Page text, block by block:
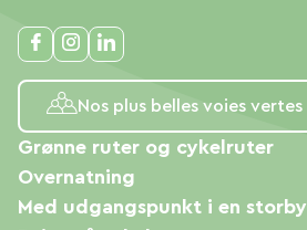
Nos plus belles voies vertes
Grønne ruter og cykelruter
Overnatning
Med udgangspunkt i en storby